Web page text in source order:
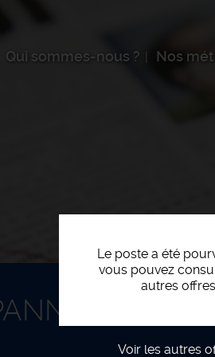
Qui sommes-nous ? Nos
Le poste a été
vous pouvez
autres offres
Voir les autres